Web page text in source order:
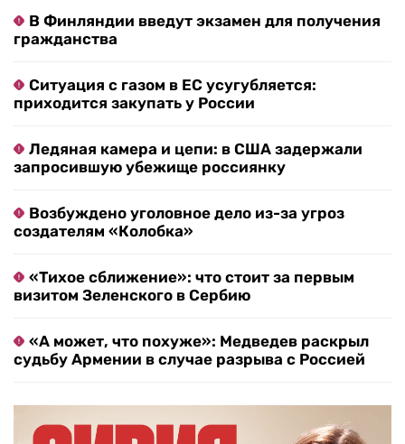
В Финляндии введут экзамен для получения
гражданства
Ситуация с газом в ЕС усугубляется:
приходится закупать у России
Ледяная камера и цепи: в США задержали
запросившую убежище россиянку
Возбуждено уголовное дело из-за угроз
создателям «Колобка»
«Тихое сближение»: что стоит за первым
визитом Зеленского в Сербию
«А может, что похуже»: Медведев раскрыл
судьбу Армении в случае разрыва с Россией